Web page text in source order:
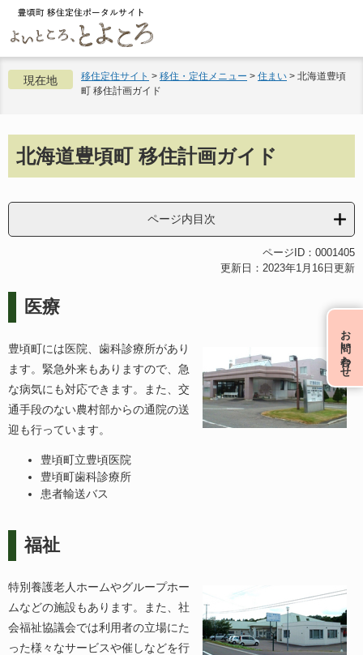
ジ
の
頭
ュ
ー
飛
文
お問い合わせ
現在地 移住定住サイト > 移住・定住メニュー > 住まい > 北海道豊頃
町 移住計画ガイド
文北海道豊頃町 移住計画ガイド
ページ内目次
ページID：0001405
更新日：2023年1月16日更新
医療
豊頃町には医院、歯科診療所があり
ます。緊急外来もありますので、急
な病気にも対応できます。また、交
通手段のない農村部からの通院の送
迎も行っています。
豊頃町立豊頃医院
豊頃町歯科診療所
患者輸送バス
福祉
特別養護老人ホームやグループホー
ムなどの施設もあります。また、社
会福祉協議会では利用者の立場にた
った様々なサービスや催しなどを行